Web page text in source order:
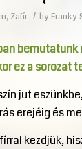
, Zafír / by Franky
ez a sorozat
jut
erejéig és
kezdjük,